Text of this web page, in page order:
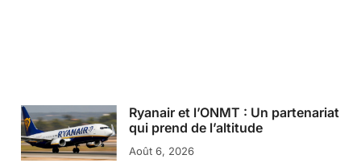
Ryanair et l’ONMT : Un partenariat
qui prend de l’altitude
Août 6, 2026